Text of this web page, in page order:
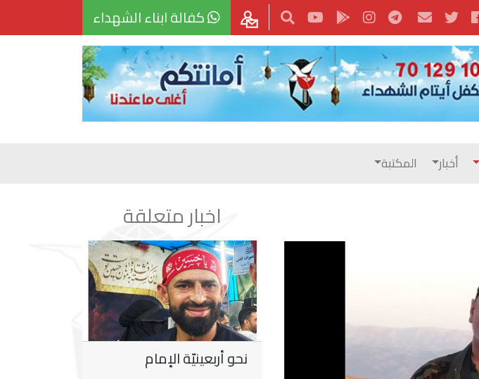
كفالة ابناء الشهداء
أخبار المكتبة
اخبار متعلقة
نحو أربعينيّة الإمام